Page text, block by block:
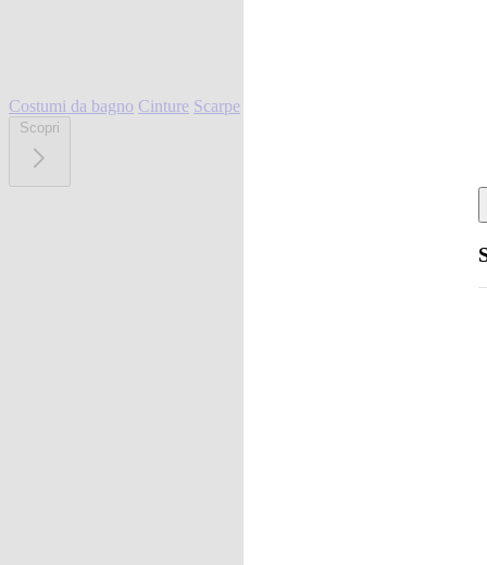
Costumi da bagno Cinture Scarpe
Scopri